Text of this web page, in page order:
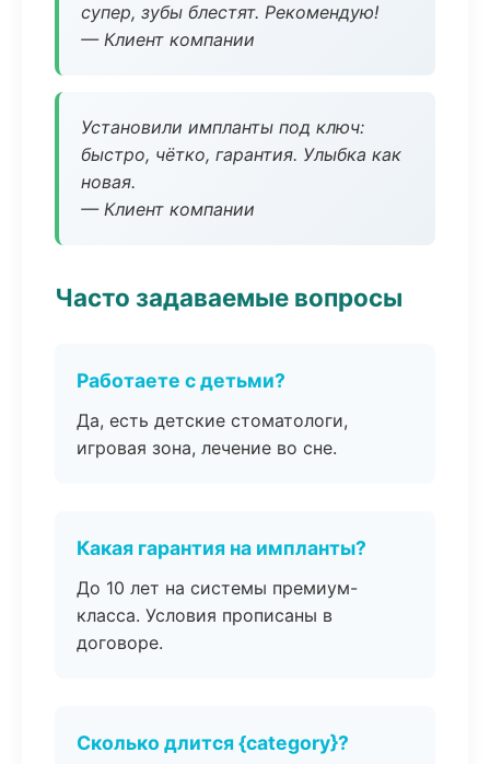
супер, зубы блестят. Рекомендую!
— Клиент компании
Установили импланты под ключ:
быстро, чётко, гарантия. Улыбка как
новая.
— Клиент компании
Часто задаваемые вопросы
Работаете с детьми?
Да, есть детские стоматологи,
игровая зона, лечение во сне.
Какая гарантия на импланты?
До 10 лет на системы премиум-
класса. Условия прописаны в
договоре.
Сколько длится {category}?